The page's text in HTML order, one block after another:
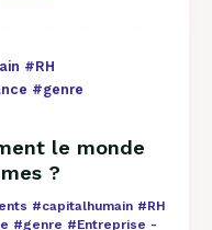
#RH
#genre
le monde
?
#capitalhumain #RH
#genre #Entreprise -